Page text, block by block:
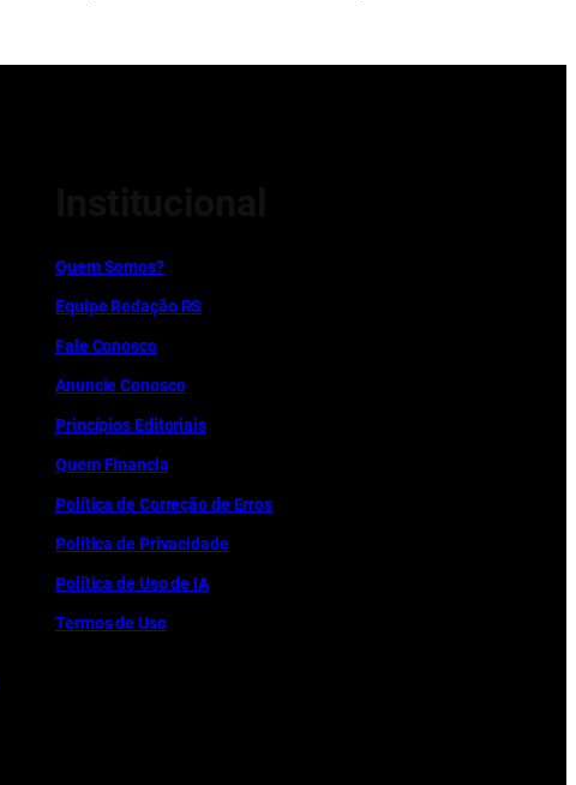
Quem Somos?
Equipe Redação RS
Fale Conosco
Anuncie Conosco
Princípios Editoriais
Quem Financia
Política de Correção de Erros
Política de Privacidade
Política de Uso de IA
Termos de Uso